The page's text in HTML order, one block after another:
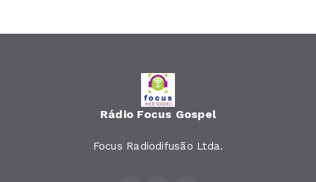
Rádio Focus Gospel
Focus Radiodifusão Ltda.